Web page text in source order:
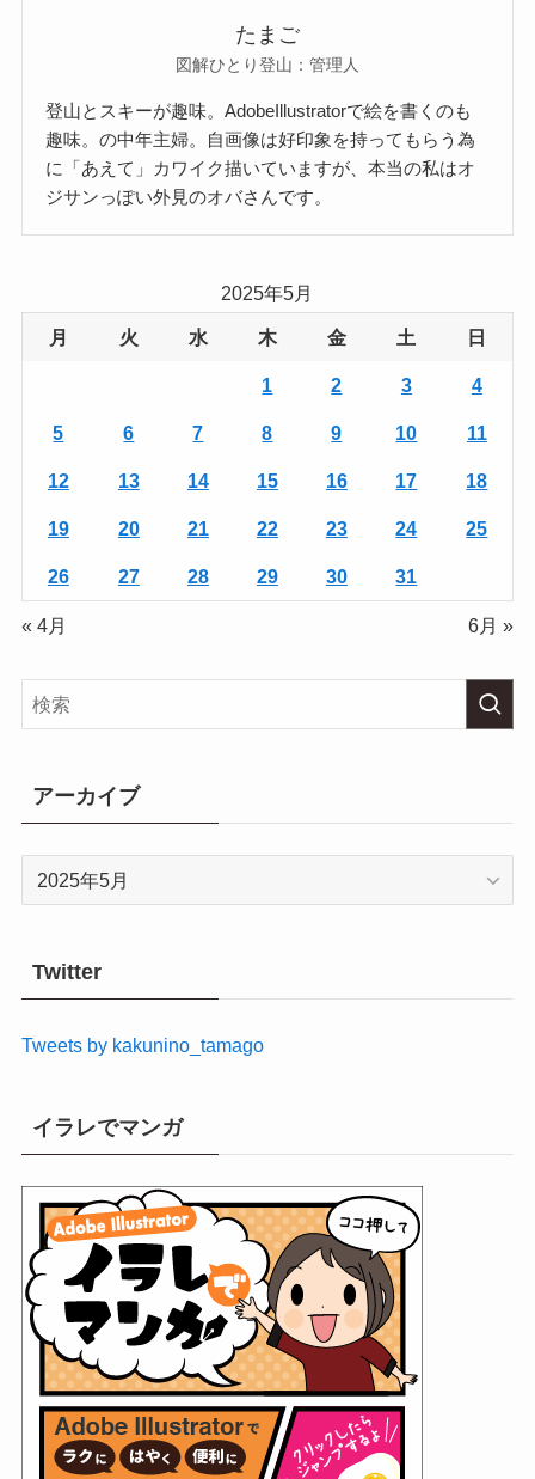
たまご
図解ひとり登山：管理人
登山とスキーが趣味。AdobeIllustratorで絵を書くのも
趣味。の中年主婦。自画像は好印象を持ってもらう為
に「あえて」カワイク描いていますが、本当の私はオ
ジサンっぽい外見のオバさんです。
2025年5月
月 火 水 木 金 土 日
1 2 3 4
5 6 7 8 9 10 11
12 13 14 15 16 17 18
19 20 21 22 23 24 25
26 27 28 29 30 31
« 4月 6月 »
アーカイブ
Twitter
Tweets by kakunino_tamago
イラレでマンガ